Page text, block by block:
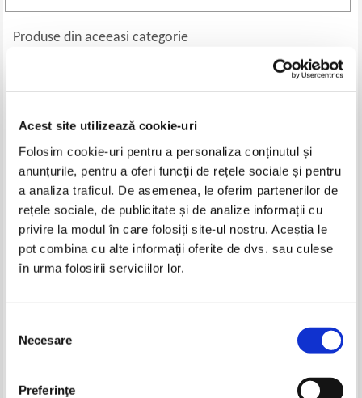
Acest site utilizează cookie-uri
Folosim cookie-uri pentru a personaliza conținutul și
anunțurile, pentru a oferi funcții de rețele sociale și pentru
a analiza traficul. De asemenea, le oferim partenerilor de
rețele sociale, de publicitate și de analize informații cu
privire la modul în care folosiți site-ul nostru. Aceștia le
pot combina cu alte informații oferite de dvs. sau culese
în urma folosirii serviciilor lor.
consimțământului
Necesare
Preferinţe
Produse din aceeasi categorie
Marion Kustenmacher -
Life!
-30%
Alex Frith - Ce se intampla cu
-20%